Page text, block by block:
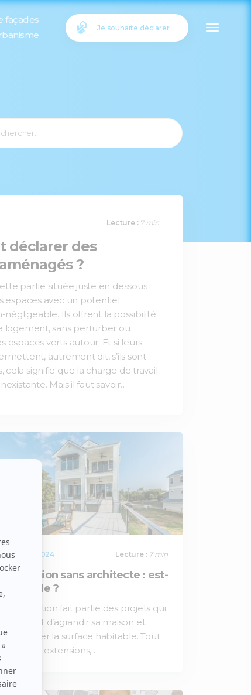
façades
Je souhaite déclarer
Lecture : 7 min
déclarer des
?
partie située juste en dessous
espaces avec un potentiel
négligeable. Ils offrent la possibilité
logement, sans perturber ou
espaces verts autour. Et si leurs
autrement dit, s’ils sont
cela signifie que la charge de travail
Mais il faut savoir…
20 / 05 / 2024 Lecture : 7 min
sans architecte : est-
possible ?
surélévation fait partie des projets qui
d’agrandir sa maison et
la surface habitable. Tout
les extensions,…